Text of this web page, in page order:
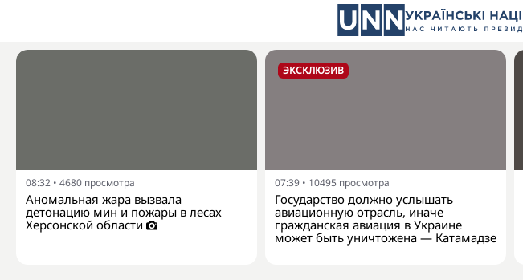
08:32 • 4680 просмотра
Аномальная жара вызвала
детонацию мин и пожары в лесах
Херсонской области
ЭКСКЛЮЗИВ
07:39 • 10495 просмотра
Государство должно услышать
авиационную отрасль, иначе
гражданская авиация в Украине
может быть уничтожена — Катамадзе